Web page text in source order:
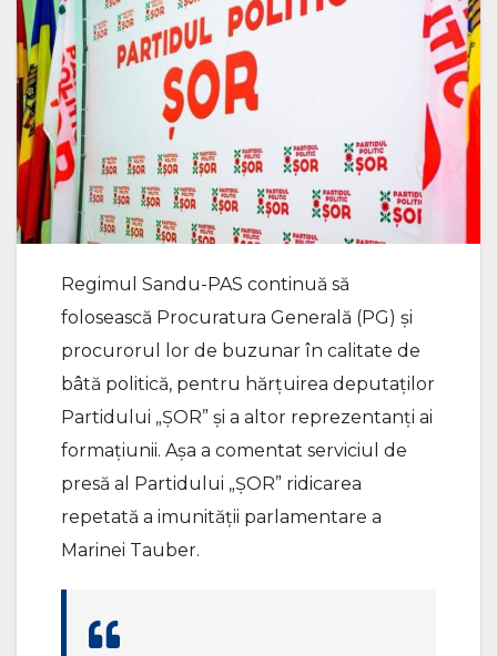
Regimul Sandu-PAS continuă să
folosească Procuratura Generală (PG) și
procurorul lor de buzunar în calitate de
bâtă politică, pentru hărțuirea deputaților
Partidului „ȘOR” și a altor reprezentanți ai
formațiunii. Așa a comentat serviciul de
presă al Partidului „ȘOR” ridicarea
repetată a imunității parlamentare a
Marinei Tauber.